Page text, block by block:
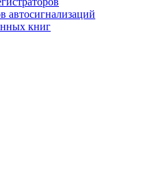
автосигнализаций
книг